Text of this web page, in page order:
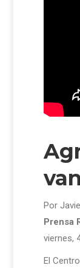
Por
Prensa
viernes,
El